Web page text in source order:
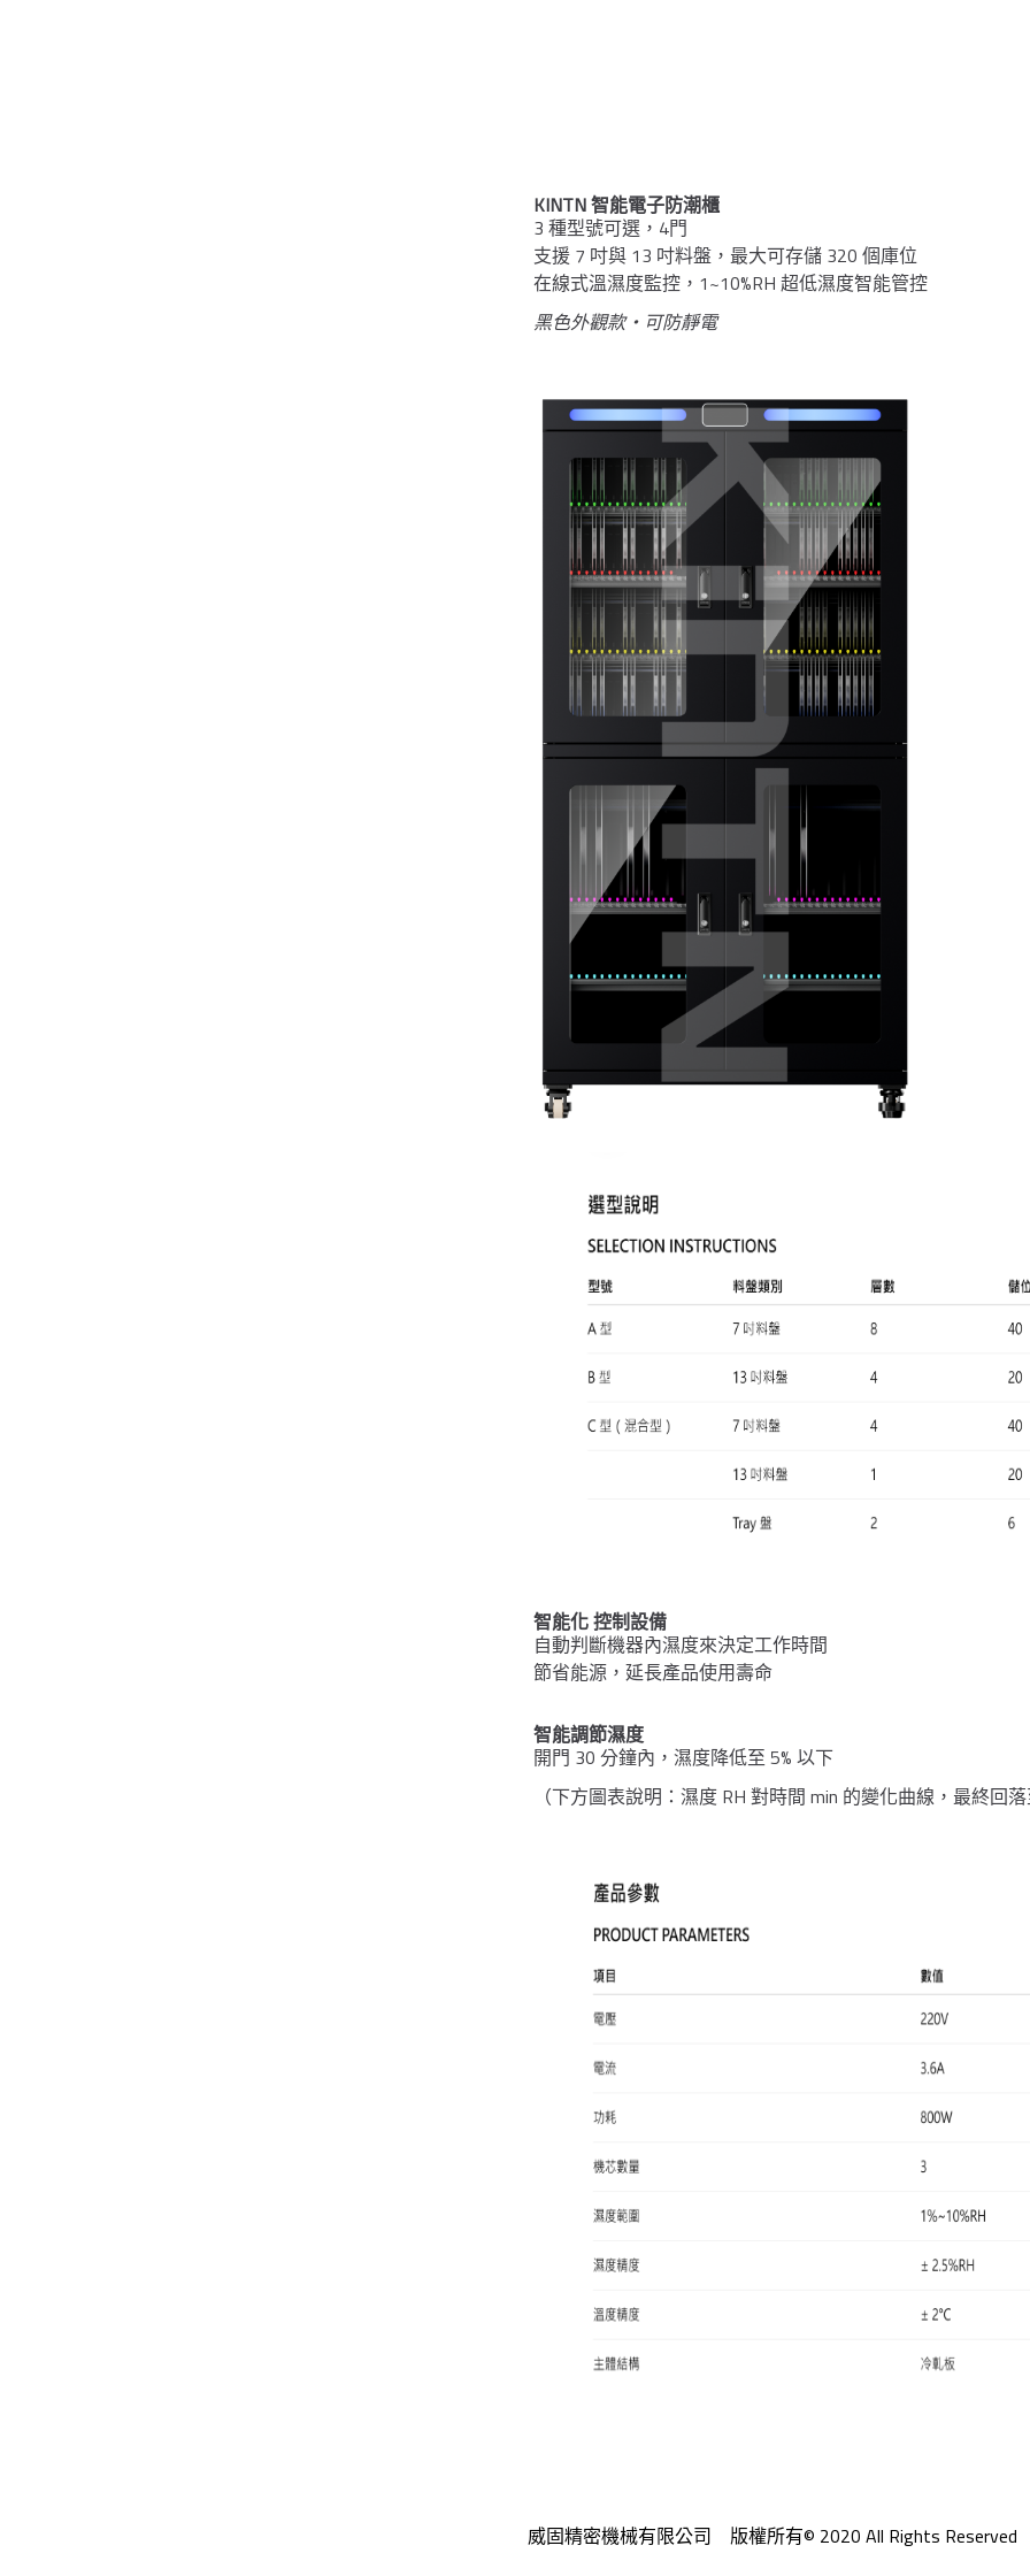
KINTN 智能電子防潮櫃
3 種型號可選，4門
支援 7 吋與 13 吋料盤，最大可存儲 320 個庫位
在線式溫濕度監控，1~10%RH 超低濕度智能管控
黑色外觀款・可防靜電
智能化 控制設備
自動判斷機器內濕度來決定工作時間
節省能源，延長產品使用壽命
智能調節濕度
開門 30 分鐘內，濕度降低至 5% 以下
（下方圖表說明：濕度 RH 對時間 min 的變化曲線，最終回落
威固精密機械有限公司 版權所有© 2020 All Rights Reserved